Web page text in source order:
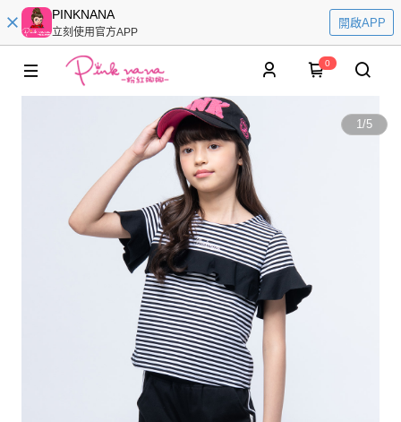
PINKNANA
立刻使用官方APP
開啟APP
0
1/5